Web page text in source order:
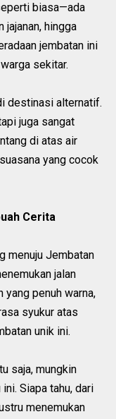
biasa—ada
jajanan, hingga
jembatan ini
sekitar.
destinasi alternatif.
juga sangat
di atas air
yang cocok
Cerita
menuju Jembatan
jalan
yang penuh warna,
syukur atas
unik ini.
saja, mungkin
Siapa tahu, dari
menemukan